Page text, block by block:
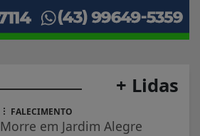
+ Lidas
FALECIMENTO
Morre em Jardim Alegre